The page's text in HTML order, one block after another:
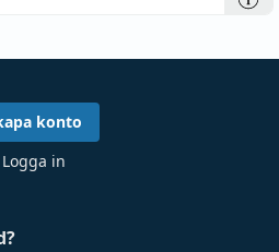
konto
Logga in